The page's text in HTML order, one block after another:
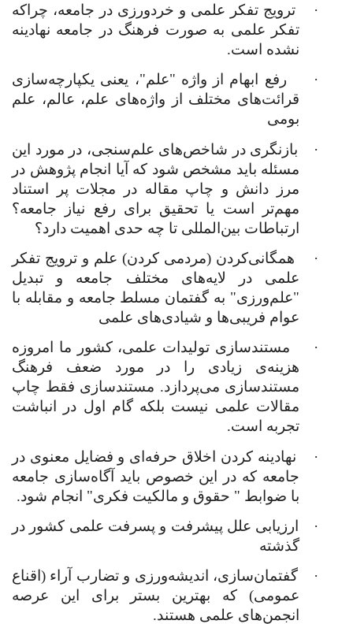
·
ترویج تفکر علمی و خردورزی در جامعه، چراکه
تفکر علمی به صورت فرهنگ در جامعه نهادینه
نشده است.
·
رفع ابهام از واژه "علم"، یعنی یکپارچه‌سازی
قرائت‌های مختلف از واژه‌های علم، عالم، علم
بومی
·
بازنگری در شاخص‌های علم‌سنجی، در مورد این
مسئله باید مشخص شود که آیا انجام پژوهش در
مرز دانش و چاپ مقاله در مجلات پر استناد
مهم‌تر است یا تحقیق برای رفع نیاز جامعه؟
ارتباطات بین‌المللی تا چه حدی اهمیت دارد؟
·
همگانی‌کردن (مردمی کردن) علم و ترویج تفکر
علمی در لایه‌های مختلف جامعه و تبدیل
"علم‌ورزی" به گفتمان مسلط جامعه و مقابله با
عوام فریبی‌ها و شیادی‌های علمی
·
مستندسازی تولیدات علمی، کشور ما امروزه
هزینه‌ی زیادی را در مورد ضعف فرهنگ
مستندسازی می‌پردازد. مستندسازی فقط چاپ
مقالات علمی نیست بلکه گام اول در انباشت
تجربه است.
·
نهادینه کردن اخلاق حرفه‌ای و فضایل معنوی در
جامعه که در این خصوص باید آگاه‌سازی جامعه
با ضوابط " حقوق و مالکیت فکری" انجام شود.
·
ارزیابی علل پیشرفت و پسرفت علمی کشور در
گذشته
·
گفتمان‌سازی، اندیشه‌ورزی و تضارب آراء (اقناع
عمومی) که بهترین بستر برای این عرصه
انجمن‌های علمی هستند.